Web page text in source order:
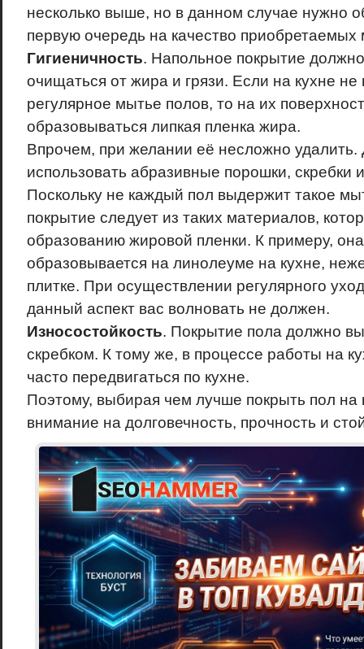
несколько выше, но в данном случае нужно
первую очередь на качество приобретаемых
Гигиеничность. Напольное покрытие
очищаться от жира и грязи. Если на кухне не
регулярное мытье полов, то на их
образовываться липкая пленка жира.
Впрочем, при желании её несложно удалить.
использовать абразивные порошки, скребки
Поскольку не каждый пол выдержит такое
покрытие следует из таких материалов,
образованию жировой пленки. К примеру,
образовывается на линолеуме на кухне,
плитке. При осуществлении регулярного
данный аспект вас волновать не должен.
Износостойкость. Покрытие пола должно
скребком. К тому же, в процессе работы на
часто передвигаться по кухне.
Поэтому, выбирая чем лучше покрыть пол на
внимание на долговечность, прочность и